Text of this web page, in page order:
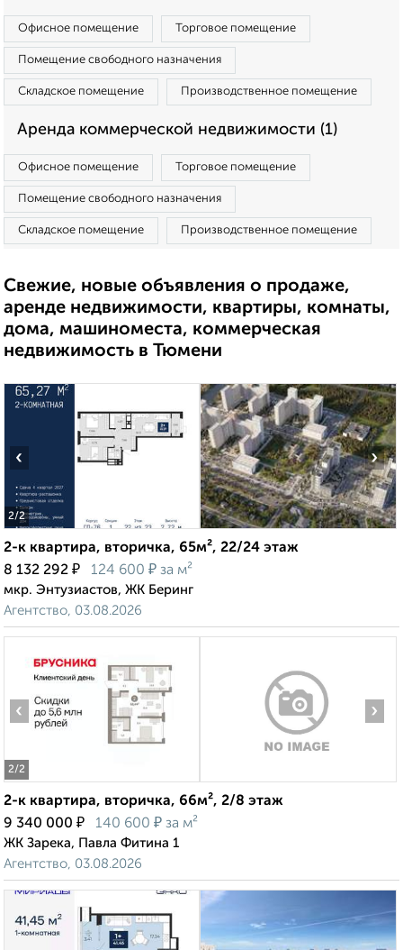
Офисное помещение Торговое помещение
Помещение свободного назначения
Складское помещение Производственное помещение
Аренда коммерческой недвижимости (1)
Офисное помещение Торговое помещение
Помещение свободного назначения
Складское помещение Производственное помещение
Свежие, новые объявления о продаже,
аренде недвижимости, квартиры, комнаты,
дома, машиноместа, коммерческая
недвижимость в Тюмени
2/2
‹ ›
2-к квартира, вторичка, 65м², 22/24 этаж
8 132 292 ₽ 124 600 ₽ за м²
мкр. Энтузиастов, ЖК Беринг
Агентство, 03.08.2026
2/2
‹ ›
2-к квартира, вторичка, 66м², 2/8 этаж
9 340 000 ₽ 140 600 ₽ за м²
ЖК Зарека, Павла Фитина 1
Агентство, 03.08.2026